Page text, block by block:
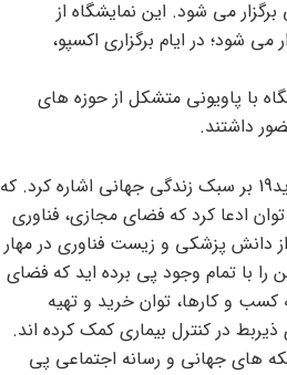
کووید19 در سال 2021 در شهر دبی برگزار می شود. این نمایشگاه از
مدت 181 روز و با شرکت 192 کشور برگزار می شود؛ در ایام برگزاری اکسپو،
با پاویونی متشکل از حوزه های
داشتند.
از ویژگی های برجسته این دوره می توان به تاثیر پاندومی کووید19 بر سبک زندگی جهانی اشاره کرد. که
ادعا کرد که فضای مجازی، فناوری
دانش پزشکی و زیست فناوری در مهار
را با تمام وجود پی برده اید که فضای
کسب و کارها، توان خرید و تهیه
در کنترل بیماری کمک کرده اند.
های جهانی و رسانه اجتماعی پی